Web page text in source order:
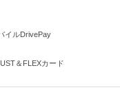
イルDrivePay
＆FLEXカード